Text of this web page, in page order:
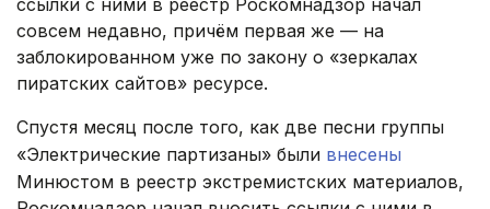
ссылки с ними в реестр Роскомнадзор начал
совсем недавно, причём первая же — на
заблокированном уже по закону о «зеркалах
пиратских сайтов» ресурсе.
Спустя месяц после того, как две песни группы
«Электрические партизаны» были внесены
Минюстом в реестр экстремистских материалов,